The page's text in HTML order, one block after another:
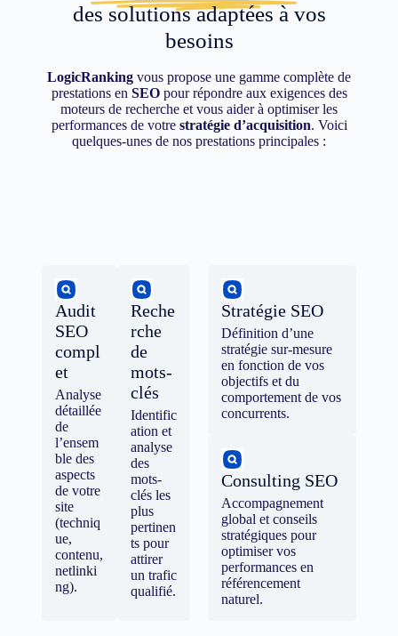
des solutions adaptées à vos
besoins
LogicRanking vous propose une gamme complète de
prestations en SEOpour répondre aux exigences des
moteurs de recherche et vous aider à optimiser les
performances de votre stratégie d’acquisition. Voici
quelques-unes de nos prestations principales :
Audit
SEO
compl
et
Analyse
détaillée
de
l’ensem
ble des
aspects
de votre
site
(techniq
ue,
contenu,
netlinki
ng).
Reche
rche
de
mots-
clés
Identific
ation et
analyse
des
mots-
clés les
plus
pertinen
ts pour
attirer
un trafic
qualifié.
Stratégie SEO
Définition d’une
stratégie sur-mesure
en fonction de vos
objectifs et du
comportement de vos
concurrents.
Consulting SEO
Accompagnement
global et conseils
stratégiques pour
optimiser vos
performances en
référencement
naturel.